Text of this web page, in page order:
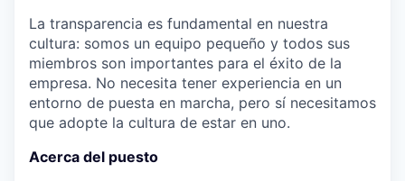
La transparencia es fundamental en nuestra
cultura: somos un equipo pequeño y todos sus
miembros son importantes para el éxito de la
empresa. No necesita tener experiencia en un
entorno de puesta en marcha, pero sí necesitamos
que adopte la cultura de estar en uno.
Acerca del puesto